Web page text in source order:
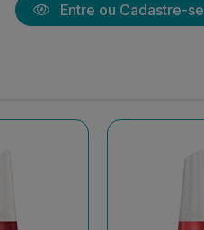
Entre ou Cadastre-se